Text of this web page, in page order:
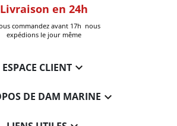
Livraison en 24h
commandez avant 17h nous
expédions le jour même
ESPACE CLIENT
DE DAM MARINE 